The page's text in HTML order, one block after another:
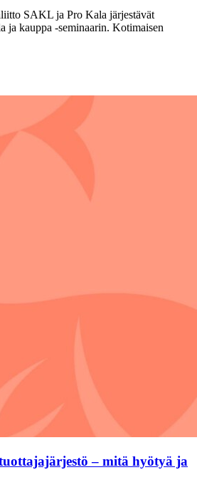
SAKL ja Pro Kala järjestävät
ja kauppa -seminaarin. Kotimaisen
– mitä hyötyä ja